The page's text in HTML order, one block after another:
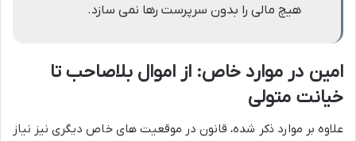
هیچ مالی را بدون سرپرست رها نمی سازد.
امین در موارد خاص: از اموال بلاصاحب تا
خیانت متولی
علاوه بر موارد ذکر شده، قانون در موقعیت های خاص دیگری نیز نیاز